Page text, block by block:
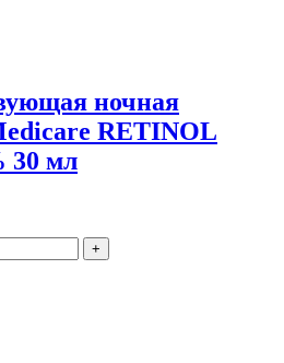
ночная
RETINOL
30 мл
+